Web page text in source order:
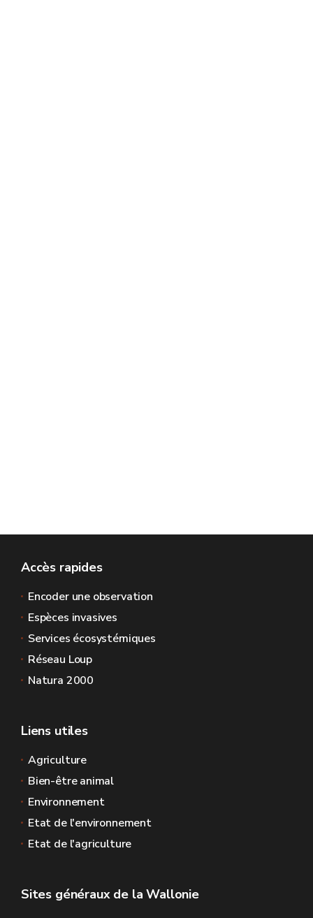
Accès rapides
Encoder une observation
Espèces invasives
Services écosystémiques
Réseau Loup
Natura 2000
Liens utiles
Agriculture
Bien-être animal
Environnement
Etat de l'environnement
Etat de l'agriculture
Sites généraux de la Wallonie